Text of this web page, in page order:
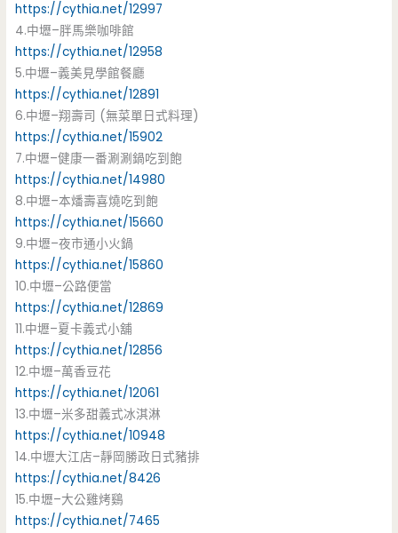
https://cythia.net/12997
4.中壢–胖馬樂咖啡館
https://cythia.net/12958
5.中壢–義美見學館餐廳
https://cythia.net/12891
6.中壢–翔壽司 (無菜單日式料理)
https://cythia.net/15902
7.中壢–健康一番涮涮鍋吃到飽
https://cythia.net/14980
8.中壢–本燔壽喜燒吃到飽
https://cythia.net/15660
9.中壢–夜市通小火鍋
https://cythia.net/15860
10.中壢–公路便當
https://cythia.net/12869
11.中壢–夏卡義式小舖
https://cythia.net/12856
12.中壢–萬香豆花
https://cythia.net/12061
13.中壢–米多甜義式冰淇淋
https://cythia.net/10948
14.中壢大江店–靜岡勝政日式豬排
https://cythia.net/8426
15.中壢–大公雞烤鷄
https://cythia.net/7465